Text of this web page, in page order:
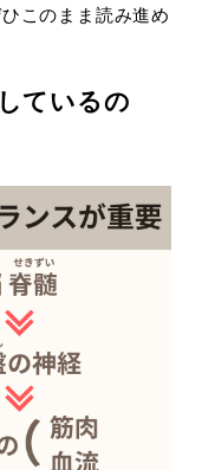
このまま読み進め
ているの